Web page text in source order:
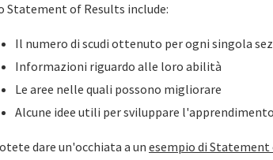
Statement of Results include:
Il numero di scudi ottenuto per ogni singola
Informazioni riguardo alle loro abilità
Le aree nelle quali possono migliorare
Alcune idee utili per sviluppare l'apprendimento
dare un'occhiata a un esempio di Statement